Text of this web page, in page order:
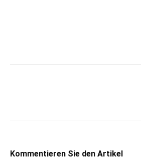
Kommentieren Sie den Artikel